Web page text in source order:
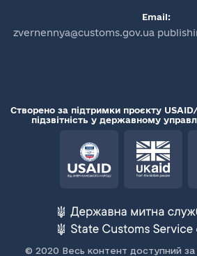
Email:
zvernennya@customs.gov.ua
Створено за підтримки проєкту
підзвітність у державному
© 2020 Весь контент доступний за